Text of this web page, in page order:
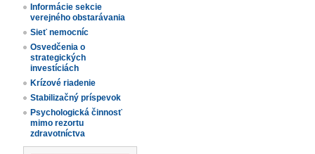
Informácie sekcie
verejného obstarávania
Sieť nemocníc
Osvedčenia o
strategických
investíciách
Krízové riadenie
Stabilizačný príspevok
Psychologická činnosť
mimo rezortu
zdravotníctva